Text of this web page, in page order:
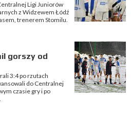
Ligi Juniorów
z Widzewem Łódź
trenerem Stomilu.
gorszy od
3:4 po rzutach
do Centralnej
czasie gry i po